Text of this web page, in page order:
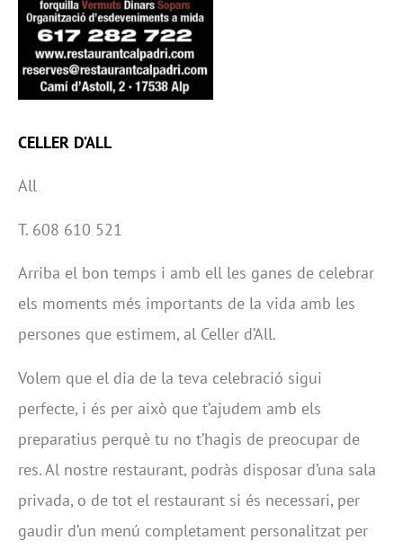
CELLER D’ALL
All
T. 608 610 521
Arriba el bon temps i amb ell les ganes de celebrar
els moments més importants de la vida amb les
persones que estimem, al Celler d’All.
Volem que el dia de la teva celebració sigui
perfecte, i és per això que t’ajudem amb els
preparatius perquè tu no t’hagis de preocupar de
res. Al nostre restaurant, podràs disposar d’una sala
privada, o de tot el restaurant si és necessari, per
gaudir d’un menú completament personalitzat per